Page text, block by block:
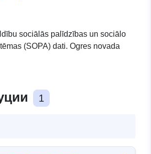
sociālās palīdzības un sociālo
(SOPA) dati. Ogres novada
1